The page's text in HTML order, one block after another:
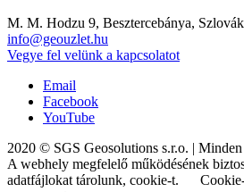
M. M. Hodzu 9, Besztercebánya,
info@geouzlet.hu
Vegye fel velünk a kapcsolatot
Email
Facebook
YouTube
2020 © SGS Geosolutions s.r.o. |
A webhely megfelelő működésének
adatfájlokat tárolunk, cookie-t.